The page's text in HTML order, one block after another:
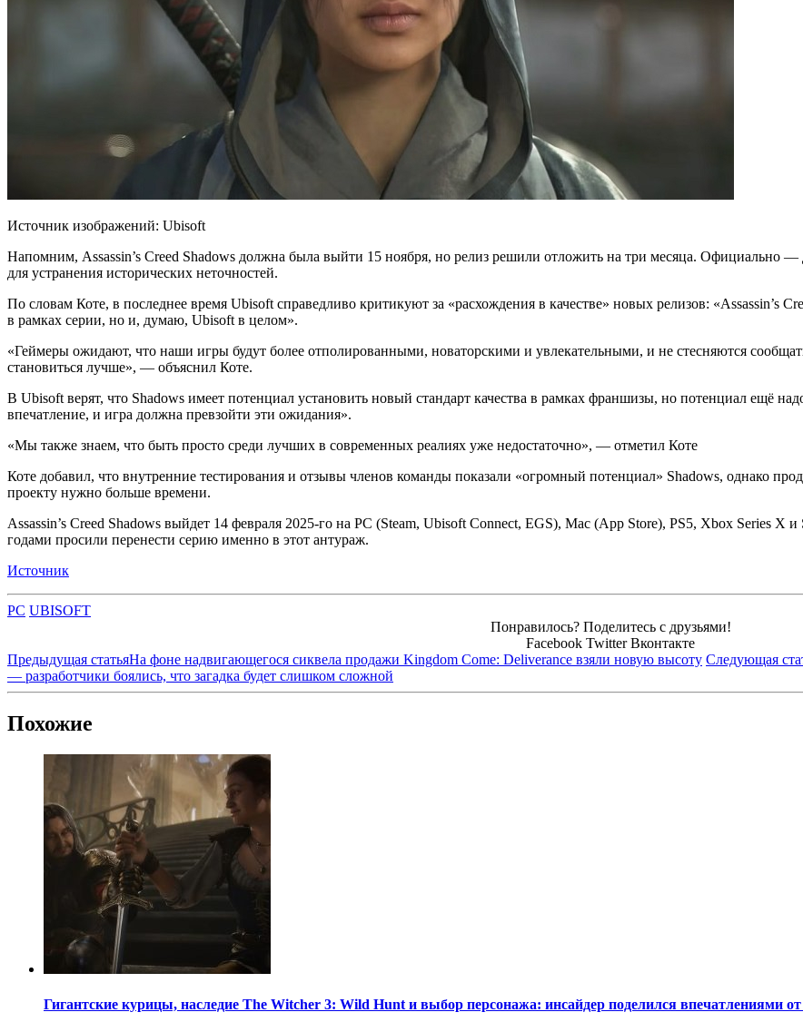
Источник изображений: Ubisoft
Напомним, Assassin’s Creed Shadows должна была выйти 15 ноября, но релиз решили отложить на три месяца. Официально
для устранения исторических неточностей.
По словам Коте, в последнее время Ubisoft справедливо критикуют за «расхождения в качестве» новых релизов: «Assassin’s
в рамках серии, но и, думаю, Ubisoft в целом».
«Геймеры ожидают, что наши игры будут более отполированными, новаторскими и увлекательными, и не стесняются
становиться лучше», — объяснил Коте.
В Ubisoft верят, что Shadows имеет потенциал установить новый стандарт качества в рамках франшизы, но потенциал ещё
впечатление, и игра должна превзойти эти ожидания».
«Мы также знаем, что быть просто среди лучших в современных реалиях уже недостаточно», — отметил Коте
Коте добавил, что внутренние тестирования и отзывы членов команды показали «огромный потенциал» Shadows, однако
проекту нужно больше времени.
Assassin’s Creed Shadows выйдет 14 февраля 2025-го на PC (Steam, Ubisoft Connect, EGS), Mac (App Store), PS5, Xbox Series
годами просили перенести серию именно в этот антураж.
Источник
PC UBISOFT
Понравилось? Поделитесь с друзьями!
Facebook Twitter Вконтакте
Предыдущая статьяНа фоне надвигающегося сиквела продажи Kingdom Come: Deliverance взяли новую высоту Следующая
— разработчики боялись, что загадка будет слишком сложной
Похожие
Гигантские курицы, наследие The Witcher 3: Wild Hunt и выбор персонажа: инсайдер поделился впечатлениями